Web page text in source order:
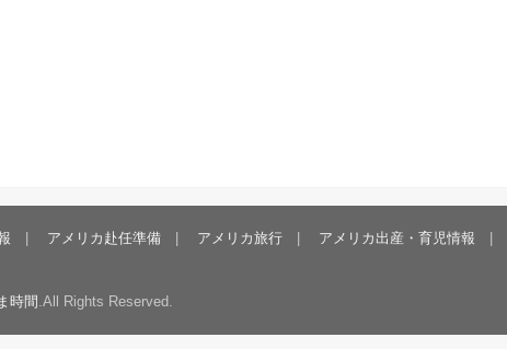
アメリカ赴任準備 アメリカ旅行 アメリカ出産・育児情報
時間 .All Rights Reserved.